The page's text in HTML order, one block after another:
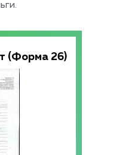
(Форма 26)